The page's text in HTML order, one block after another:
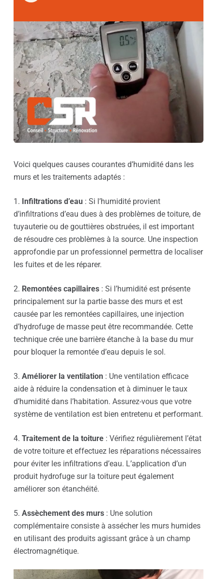
Voici quelques causes courantes d’humidité dans les
murs et les traitements adaptés :
1. Infiltrations d’eau : Si l’humidité provient
d’infiltrations d’eau dues à des problèmes de toiture, de
tuyauterie ou de gouttières obstruées, il est important
de résoudre ces problèmes à la source. Une inspection
approfondie par un professionnel permettra de localiser
les fuites et de les réparer.
2. Remontées capillaires : Si l’humidité est présente
principalement sur la partie basse des murs et est
causée par les remontées capillaires, une injection
d’hydrofuge de masse peut être recommandée. Cette
technique crée une barrière étanche à la base du mur
pour bloquer la remontée d’eau depuis le sol.
3. Améliorer la ventilation : Une ventilation efficace
aide à réduire la condensation et à diminuer le taux
d’humidité dans l’habitation. Assurez-vous que votre
système de ventilation est bien entretenu et performant.
4. Traitement de la toiture : Vérifiez régulièrement l’état
de votre toiture et effectuez les réparations nécessaires
pour éviter les infiltrations d’eau. L’application d’un
produit hydrofuge sur la toiture peut également
améliorer son étanchéité.
5. Assèchement des murs : Une solution
complémentaire consiste à assécher les murs humides
en utilisant des produits agissant grâce à un champ
électromagnétique.